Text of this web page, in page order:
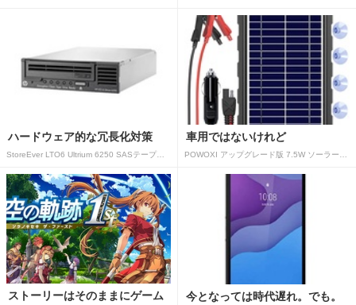
ハードウェア的な冗長化対策 車用ではないけれど
POWOXI アップグレード版 7.5W ソーラーバッテリートリクルチャージャーメンテナー 12V ポータブル防水ソーラーパネル トリクル充電キット 車、自動車、オートバイ、ボート、マリン、RV、トレーラー、スノーモービルなど用
ストーリーはそのままにゲーム
今となっては時代遅れ。でも。